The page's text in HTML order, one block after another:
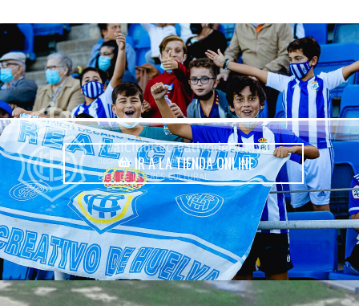
IR A LA TIENDA ONLINE